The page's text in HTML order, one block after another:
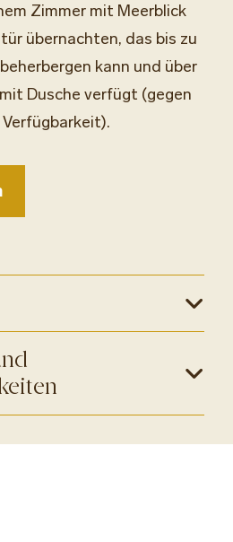
Zimmer mit Meerblick
übernachten, das bis zu
kann und über
Dusche verfügt (gegen